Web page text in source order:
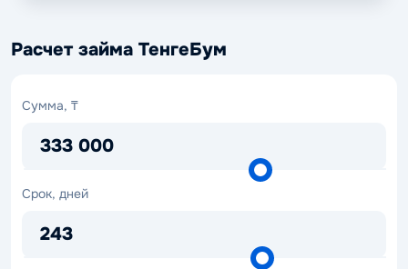
Расчет займа ТенгеБум
Сумма, ₸
333 000
Сумма,
Срок, дней
243
Срок,